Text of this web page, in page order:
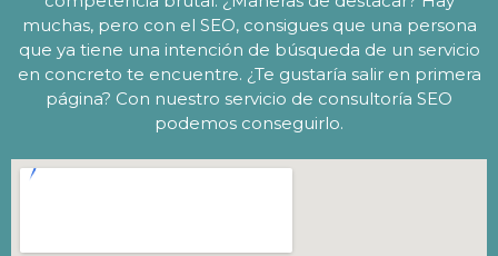
muchas, pero con el SEO, consigues que una persona
que ya tiene una intención de búsqueda de un servicio
en concreto te encuentre. ¿Te gustaría salir en primera
página? Con nuestro servicio de consultoría SEO
podemos conseguirlo.